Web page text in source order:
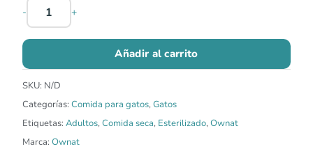
- +
Añadir al carrito
SKU: N/D
Categorías: Comida para gatos,Gatos
Etiquetas: Adultos,Comida seca, Esterilizado,Ownat
Marca: Ownat